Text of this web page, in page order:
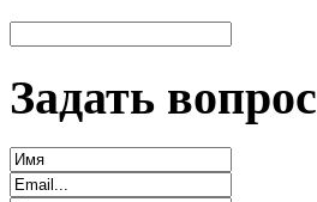
Задать вопрос